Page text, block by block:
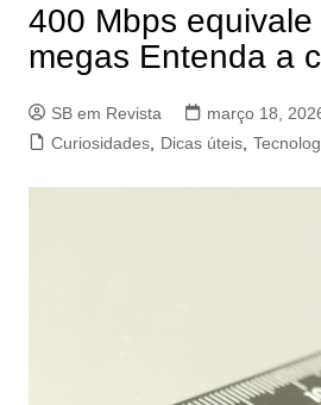
400 Mbps
megas Entenda a
SB em Revista
março 18,
Curiosidades, Dicas úteis,